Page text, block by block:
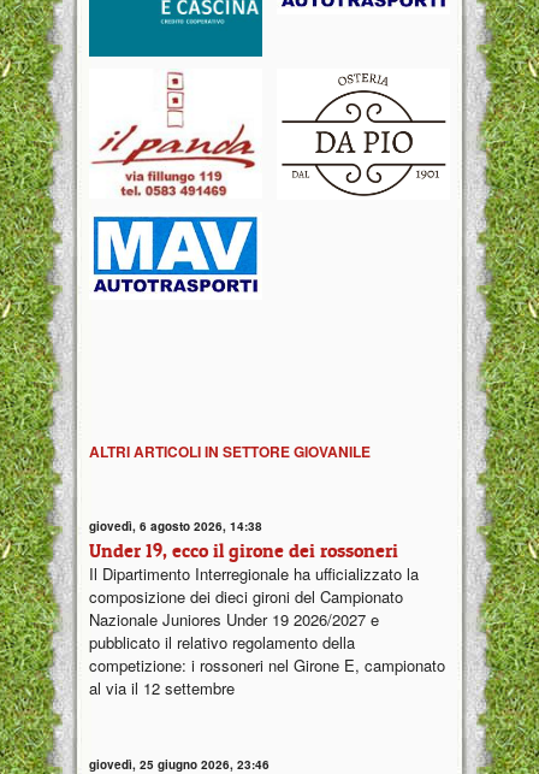
ALTRI ARTICOLI IN SETTORE GIOVANILE
giovedì, 6 agosto 2026, 14:38
Under 19, ecco il girone dei rossoneri
Il Dipartimento Interregionale ha ufficializzato la
composizione dei dieci gironi del Campionato
Nazionale Juniores Under 19 2026/2027 e
pubblicato il relativo regolamento della
competizione: i rossoneri nel Girone E, campionato
al via il 12 settembre
giovedì, 25 giugno 2026, 23:46